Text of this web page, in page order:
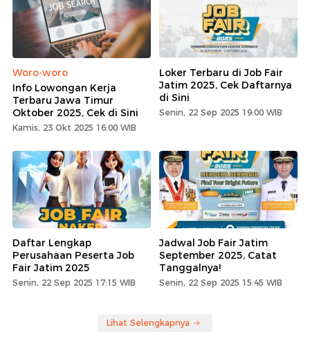
Woro-woro
Info Lowongan Kerja
Terbaru Jawa Timur
Oktober 2025, Cek di Sini
Kamis, 23 Okt 2025 16:00 WIB
Loker Terbaru di Job Fair
Jatim 2025, Cek Daftarnya
di Sini
Senin, 22 Sep 2025 19:00 WIB
Daftar Lengkap
Perusahaan Peserta Job
Fair Jatim 2025
Senin, 22 Sep 2025 17:15 WIB
Jadwal Job Fair Jatim
September 2025, Catat
Tanggalnya!
Senin, 22 Sep 2025 15:45 WIB
Lihat Selengkapnya